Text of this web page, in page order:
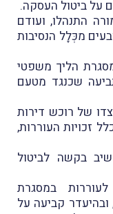
התנהלו, ועודם
מכְּלָל הנסיבות
הליך משפטי
שכנגד מטעם
של רוכש דירות
זכויות העוררות,
למשיב בקשה לביטול
המשיב לעוררות במסגרת
ובהיעדר קביעה על